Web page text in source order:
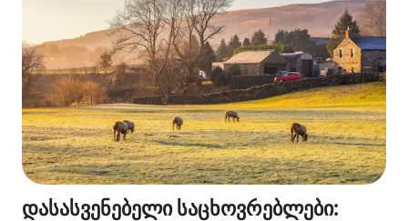
დასასვენებელი საცხოვრებლები: